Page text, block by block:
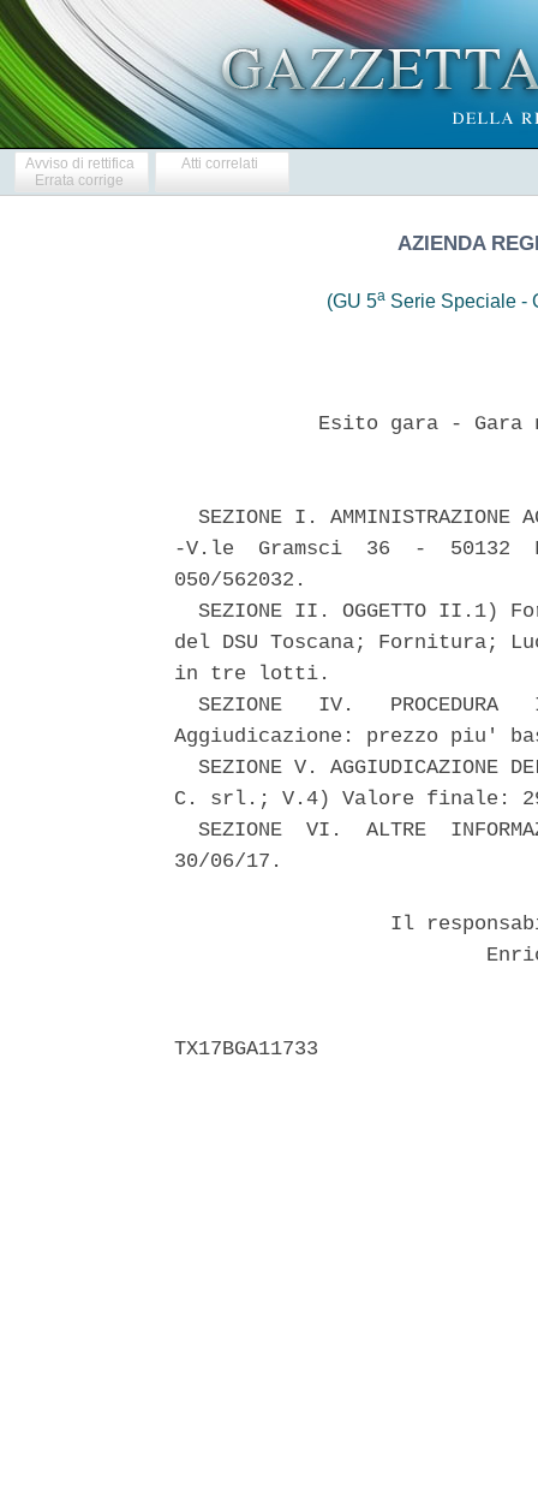
Avviso di rettifica
Errata corrige
Atti correlati
AZIENDA
(GU 5a Serie Speciale -
Esito gara -
SEZIONE I. AMMINISTRAZIONE
-V.le  Gramsci  36  -  50132
050/562032.
SEZIONE II. OGGETTO II.1)
del DSU Toscana; Fornitura;
in tre lotti.
SEZIONE   IV.   PROCEDURA
Aggiudicazione: prezzo piu'
SEZIONE V. AGGIUDICAZIONE
C. srl.; V.4) Valore finale:
SEZIONE  VI.  ALTRE
30/06/17.
Il